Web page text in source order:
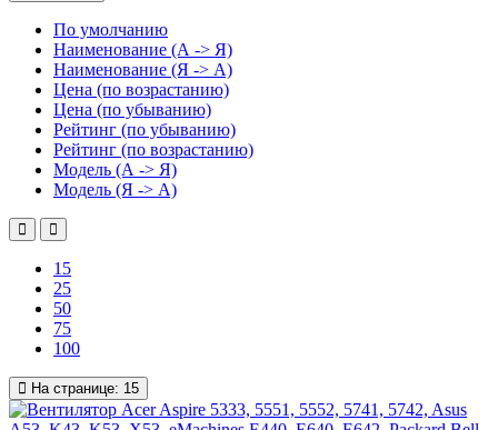
По умолчанию
Наименование (А -> Я)
Наименование (Я -> А)
Цена (по возрастанию)
Цена (по убыванию)
Рейтинг (по убыванию)
Рейтинг (по возрастанию)
Модель (А -> Я)
Модель (Я -> А)
15
25
50
75
100
На странице: 15